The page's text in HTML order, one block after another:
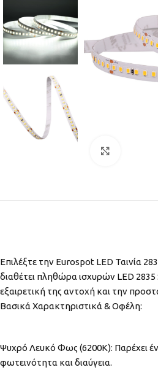
Επιλέξτε την Eurospot LED Ταινία
διαθέτει πληθώρα ισχυρών LED 2835
εξαιρετική της αντοχή και την
Βασικά Χαρακτηριστικά & Οφέλη:
Ψυχρό Λευκό Φως (6200K): Παρέχει
φωτεινότητα και διαύγεια.